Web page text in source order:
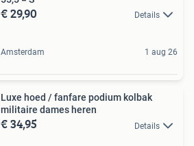
€ 29,90 Details
Amsterdam 1 aug 26
Luxe hoed / fanfare podium kolbak
militaire dames heren
€ 34,95 Details